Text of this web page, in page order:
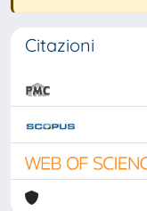
Citazioni